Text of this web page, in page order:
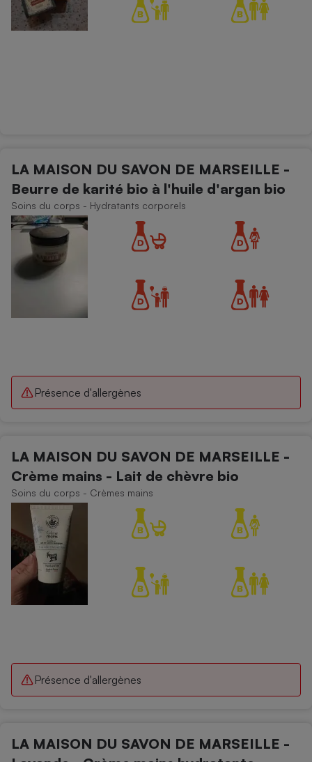
LA MAISON DU SAVON DE MARSEILLE -
Beurre de karité bio à l'huile d'argan bio
Soins du corps - Hydratants corporels
Présence d'allergènes
LA MAISON DU SAVON DE MARSEILLE -
Crème mains - Lait de chèvre bio
Soins du corps - Crèmes mains
Présence d'allergènes
LA MAISON DU SAVON DE MARSEILLE -